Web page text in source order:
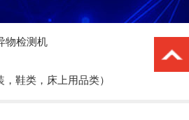
物检测机
鞋类，床上用品类）